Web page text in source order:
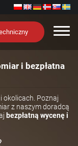
i bezpłatna
i okolicach. Poznaj
z naszym doradcą
bezpłatną wycenę i